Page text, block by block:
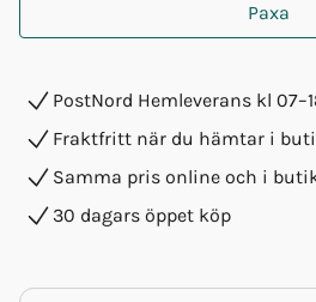
Paxa
PostNord Hemleverans kl
Fraktfritt när du hämtar i
Samma pris online och i
30 dagars öppet köp